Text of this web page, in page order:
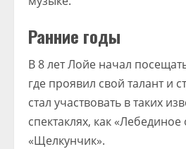
Ранние годы
В 8 лет Лойе начал
где проявил свой талант и
стал участвовать в таких
спектаклях, как «Лебединое
«Щелкунчик».